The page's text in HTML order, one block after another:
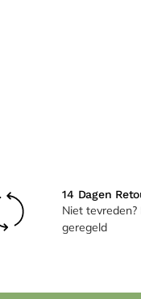
14 Dagen
Niet
geregeld